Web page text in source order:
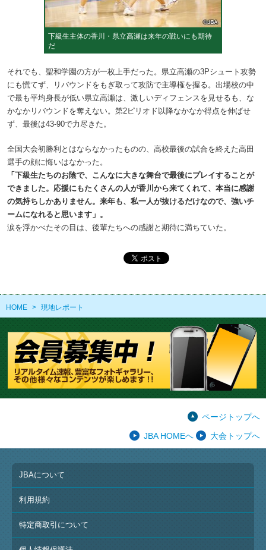
下級生主体の香川・県立高瀬は来年の戦いにも期待
だ
それでも、聖和学園の方が一枚上手だった。県立高瀬の3Pシュート攻勢
にも慌てず、リバウンドをもぎ取って攻防で主導権を握る。出場校の中
で最も平均身長が低い県立高瀬は、激しいディフェンスを見せるも、な
かなかリバウンドを奪えない。第2ピリオド以降なかなか得点を伸ばせ
ず、最後は43‐90で力尽きた。
全国大会初勝利とはならなかったものの、高校最後の試合を終えた高田
選手の顔に悔いはなかった。
「下級生たちのお陰で、こんなに大きな舞台で最後にプレイすることが
できました。応援にもたくさんの人が香川から来てくれて、本当に感謝
の気持ちしかありません。来年も、私一人が抜けるだけなので、強いチ
ームになれると思います」。
涙を浮かべたその目は、後輩たちへの感謝と期待に満ちていた。
HOME > 現地レポート
ページトップへ
JBA HOMEへ
大会トップへ
JBAについて
利用規約
特定商取引について